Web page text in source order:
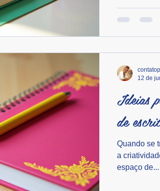
Ideias
de
Quando se
a
espaço de...
12 de